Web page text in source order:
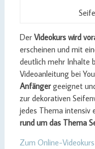
Der Videokurs wird
erscheinen und mit
deutlich mehr Inhalte
Videoanleitung bei
Anfängergeeignet
zur dekorativen
jedes Thema intensiv
rund um das Thema
Zum Online-